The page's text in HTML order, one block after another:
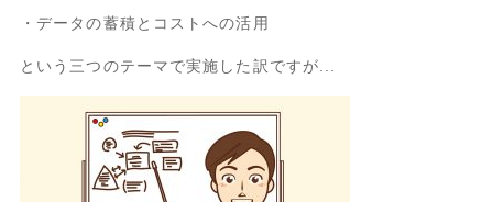
・データの蓄積とコストへの活用
という三つのテーマで実施した訳ですが...